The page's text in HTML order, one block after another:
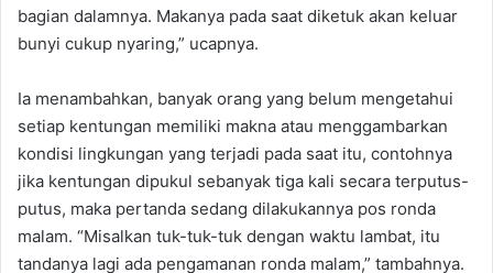
bagian dalamnya. Makanya pada saat diketuk akan keluar
bunyi cukup nyaring,” ucapnya.
Ia menambahkan, banyak orang yang belum mengetahui
setiap kentungan memiliki makna atau menggambarkan
kondisi lingkungan yang terjadi pada saat itu, contohnya
jika kentungan dipukul sebanyak tiga kali secara terputus-
putus, maka pertanda sedang dilakukannya pos ronda
malam. “Misalkan tuk-tuk-tuk dengan waktu lambat, itu
tandanya lagi ada pengamanan ronda malam,” tambahnya.